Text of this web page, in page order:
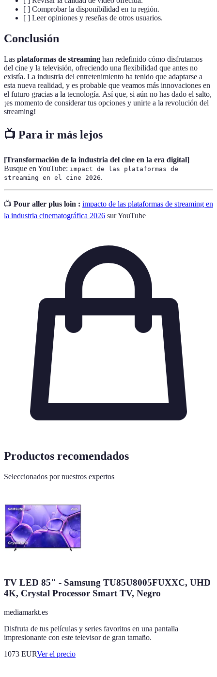
[ ] Comprobar la disponibilidad en tu región.
[ ] Leer opiniones y reseñas de otros usuarios.
Conclusión
Las plataformas de streaming han redefinido cómo disfrutamos
del cine y la televisión, ofreciendo una flexibilidad que antes no
existía. La industria del entretenimiento ha tenido que adaptarse a
esta nueva realidad, y es probable que veamos más innovaciones en
el futuro gracias a la tecnología. Así que, si aún no has dado el salto,
¡es momento de considerar tus opciones y unirte a la revolución del
streaming!
📺 Para ir más lejos
[Transformación de la industria del cine en la era digital]
Busque en YouTube: impact de las plataformas de
streaming en el cine 2026.
📺 Pour aller plus loin : impacto de las plataformas de streaming en
la industria cinematográfica 2026 sur YouTube
Productos recomendados
Seleccionados por nuestros expertos
TV LED 85" - Samsung TU85U8005FUXXC, UHD
4K, Crystal Processor Smart TV, Negro
mediamarkt.es
Disfruta de tus películas y series favoritos en una pantalla
impresionante con este televisor de gran tamaño.
1073 EURVer el precio